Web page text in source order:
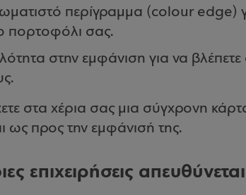
περίγραμμα (colour edge)
πορτοφόλι σας.
στην εμφάνιση για να
στα χέρια σας μια σύγχρονη
ως προς την εμφάνισή της.
επιχειρήσεις απευθύνεται